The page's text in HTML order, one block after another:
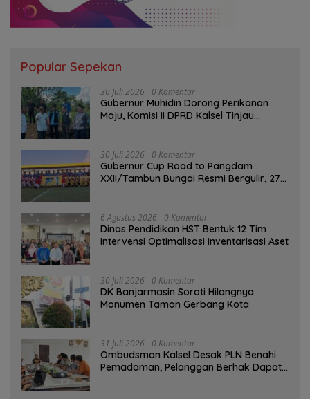
Popular Sepekan
30 Juli 2026 0 Komentar
Gubernur Muhidin Dorong Perikanan
Maju, Komisi II DPRD Kalsel Tinjau
30 Juli 2026 0 Komentar
Gubernur Cup Road to Pangdam
XXII/Tambun Bungai Resmi Bergulir, 27
6 Agustus 2026 0 Komentar
Dinas Pendidikan HST Bentuk 12 Tim
Intervensi Optimalisasi Inventarisasi Aset
30 Juli 2026 0 Komentar
DK Banjarmasin Soroti Hilangnya
Monumen Taman Gerbang Kota
31 Juli 2026 0 Komentar
Ombudsman Kalsel Desak PLN Benahi
Pemadaman, Pelanggan Berhak Dapat